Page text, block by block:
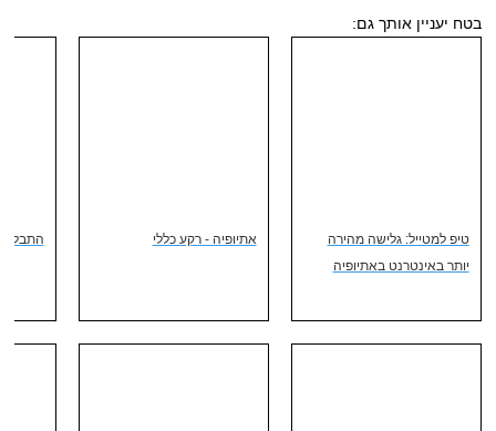
בטח יעניין אותך גם:
טיפ למטייל: גלישה מהירה
יותר באינטרנט באתיופיה
אתיופיה - רקע כללי